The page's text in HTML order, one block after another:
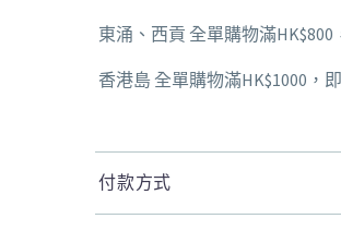
東涌、西貢 全單購物滿HK$800
香港島 全單購物滿HK$1000，
付款方式